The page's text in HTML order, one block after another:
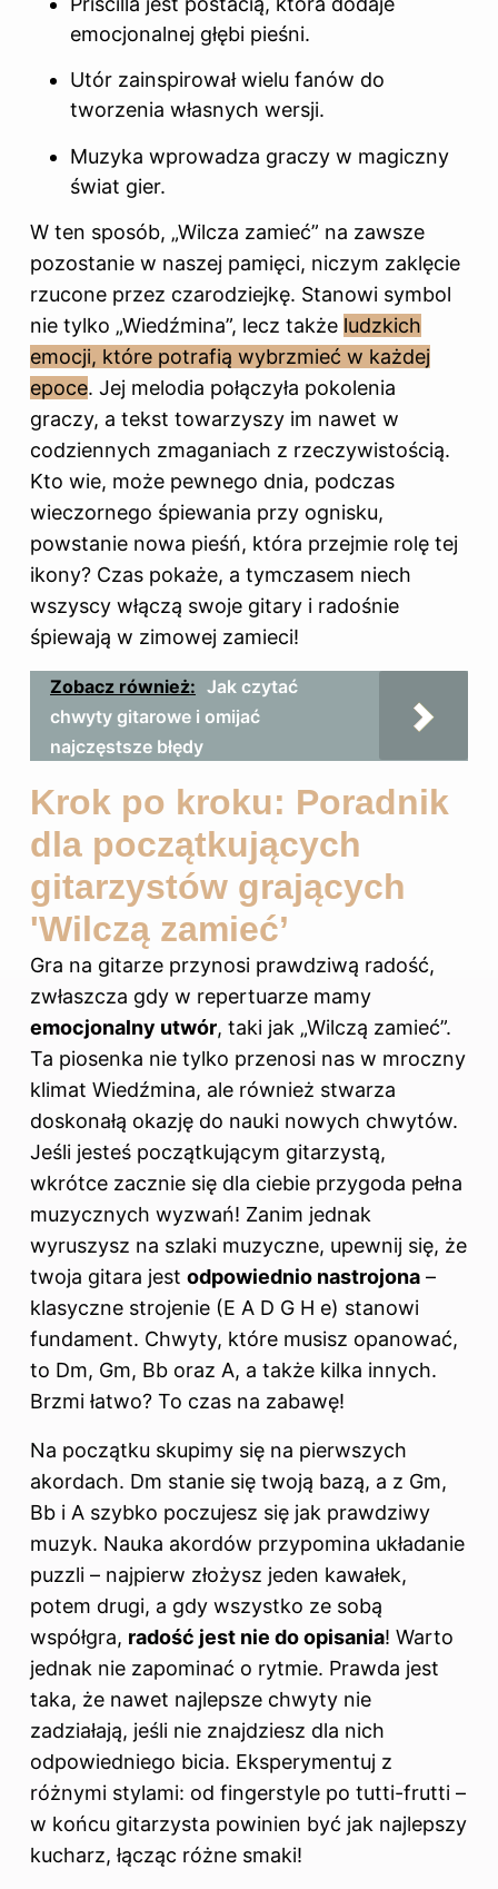
emocjonalnej głębi pieśni.
Utór zainspirował wielu fanów do
tworzenia własnych wersji.
Muzyka wprowadza graczy w magiczny
świat gier.
W ten sposób, „Wilcza zamieć” na zawsze
pozostanie w naszej pamięci, niczym zaklęcie
rzucone przez czarodziejkę. Stanowi symbol
nie tylko „Wiedźmina”, lecz także ludzkich
emocji, które potrafią wybrzmieć w każdej
epoce. Jej melodia połączyła pokolenia
graczy, a tekst towarzyszy im nawet w
codziennych zmaganiach z rzeczywistością.
Kto wie, może pewnego dnia, podczas
wieczornego śpiewania przy ognisku,
powstanie nowa pieśń, która przejmie rolę tej
ikony? Czas pokaże, a tymczasem niech
wszyscy włączą swoje gitary i radośnie
śpiewają w zimowej zamieci!
Zobacz również: Jak czytać
chwyty gitarowe i omijać
najczęstsze błędy
Krok po kroku: Poradnik
dla początkujących
gitarzystów grających
'Wilczą zamieć’
Gra na gitarze przynosi prawdziwą radość,
zwłaszcza gdy w repertuarze mamy
emocjonalny utwór, taki jak „Wilczą zamieć”.
Ta piosenka nie tylko przenosi nas w mroczny
klimat Wiedźmina, ale również stwarza
doskonałą okazję do nauki nowych chwytów.
Jeśli jesteś początkującym gitarzystą,
wkrótce zacznie się dla ciebie przygoda pełna
muzycznych wyzwań! Zanim jednak
wyruszysz na szlaki muzyczne, upewnij się, że
twoja gitara jest odpowiednio nastrojona –
klasyczne strojenie (E A D G H e) stanowi
fundament. Chwyty, które musisz opanować,
to Dm, Gm, Bb oraz A, a także kilka innych.
Brzmi łatwo? To czas na zabawę!
Na początku skupimy się na pierwszych
akordach. Dm stanie się twoją bazą, a z Gm,
Bb i A szybko poczujesz się jak prawdziwy
muzyk. Nauka akordów przypomina układanie
puzzli – najpierw złożysz jeden kawałek,
potem drugi, a gdy wszystko ze sobą
współgra, radość jest nie do opisania! Warto
jednak nie zapominać o rytmie. Prawda jest
taka, że nawet najlepsze chwyty nie
zadziałają, jeśli nie znajdziesz dla nich
odpowiedniego bicia. Eksperymentuj z
różnymi stylami: od fingerstyle po tutti-frutti –
w końcu gitarzysta powinien być jak najlepszy
kucharz, łącząc różne smaki!